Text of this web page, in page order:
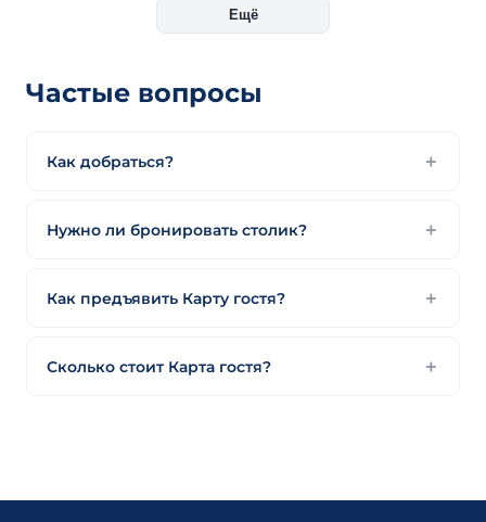
Ещё
Частые вопросы
Как добраться?
Нужно ли бронировать столик?
Как предъявить Карту гостя?
Сколько стоит Карта гостя?